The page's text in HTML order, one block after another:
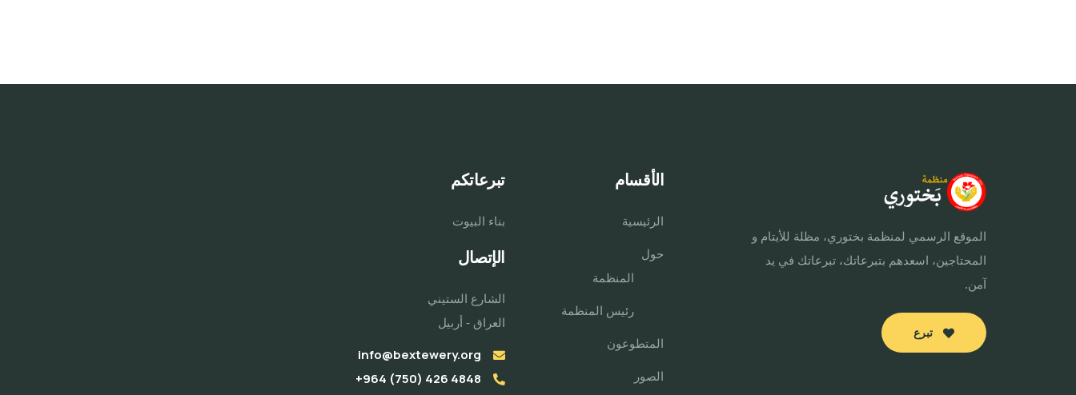
الموقع الرسمي لمنظمة بختوري، مظلة للأيتام و
المحتاجين، اسعدهم بتبرعاتك، تبرعاتك في يد
آمن.
تبرع
الأقسام
الرئيسية
حول
المنظمة
رئيس المنظمة
المتطوعون
الصور
تبرعاتكم
بناء البيوت
الإتصال
الشارع الستيني
العراق - أربيل
info@bextewery.org
4848 426 (750) 964+